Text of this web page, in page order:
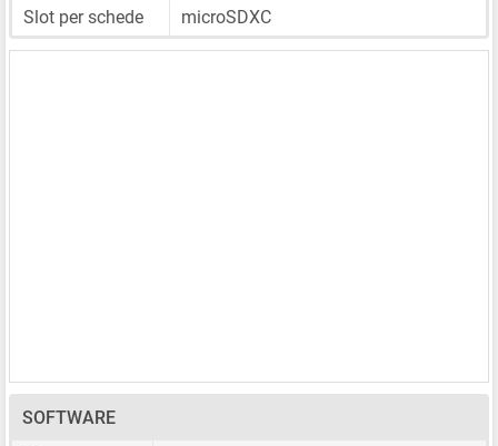
Slot per schede microSDXC
SOFTWARE